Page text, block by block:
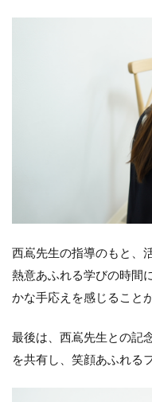
西嶌先生の指導のもと、
熱意あふれる学びの時間
かな手応えを感じること
最後は、西嶌先生との記
を共有し、笑顔あふれる